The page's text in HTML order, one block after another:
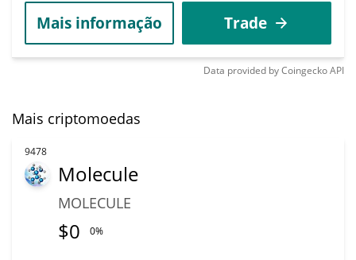
Mais informação Trade
Data provided byCoingeckoAPI
Mais criptomoedas
9478
Molecule
MOLECULE
$0 0%